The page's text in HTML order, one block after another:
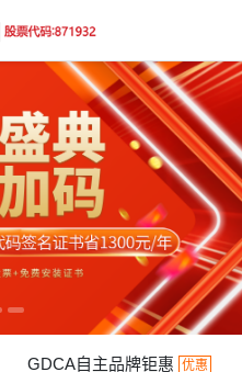
GDCA自主品牌钜惠 优惠